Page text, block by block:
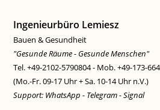
Ingenieurbüro Lemiesz
Bauen & Gesundheit
"Gesunde Räume - Gesunde Menschen"
Tel. +49-2102-5790804 - Mob. +49-173-
(Mo.-Fr. 09-17 Uhr + Sa. 10-14 Uhr n.V.)
Support: WhatsApp - Telegram - Signal